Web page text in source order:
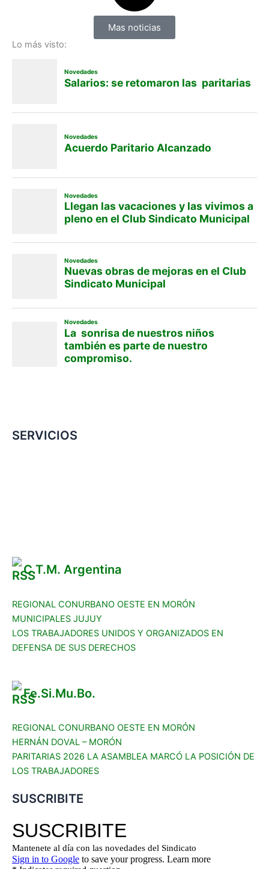
Mas noticias
Lo más visto:
SERVICIOS
C.T.M. Argentina
REGIONAL CONURBANO OESTE EN MORÓN
MUNICIPALES JUJUY
LOS TRABAJADORES UNIDOS Y ORGANIZADOS EN
DEFENSA DE SUS DERECHOS
Fe.Si.Mu.Bo.
REGIONAL CONURBANO OESTE EN MORÓN
HERNÁN DOVAL – MORÓN
PARITARIAS 2026 LA ASAMBLEA MARCÓ LA POSICIÓN DE
LOS TRABAJADORES
SUSCRIBITE